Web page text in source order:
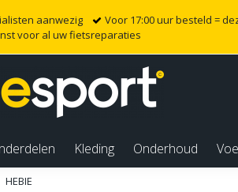
aanwezig Voor 17:00 uur besteld =
voor al uw fietsreparaties
Kleding Onderhoud
HEBIE